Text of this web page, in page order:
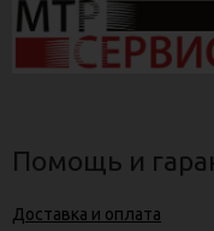
Помощь и
Доставка и оплата